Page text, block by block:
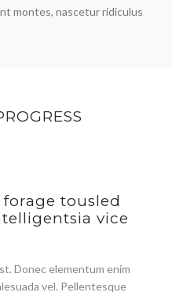
montes, nascetur ridiculus
tousled
vice
Donec elementum enim
vel. Pellentesque